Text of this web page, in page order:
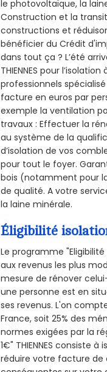
le photovoltaïque, la
Construction et la
constructions et
bénéficier du Crédit
dans tout ça ? L’été
THIENNES pour
professionnels
facture en euros par
exemple la ventilation
travaux : Effectuer la
au système de la
d’isolation de vos
pour tout le foyer.
bois (notamment pour la
de qualité. A votre
la laine minérale.
Éligibilité
Le programme
aux revenus les plus
mesure de rénover
une personne est en
ses revenus. L'on
France, soit 25% des
normes exigées par la
1€" THIENNES consiste
réduire votre facture de